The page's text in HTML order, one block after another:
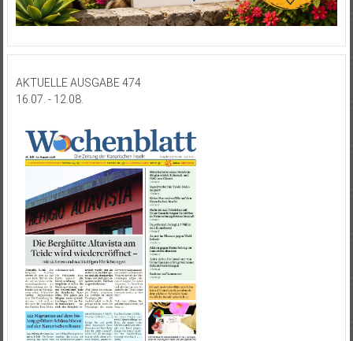
AKTUELLE AUSGABE 474
16.07. - 12.08.